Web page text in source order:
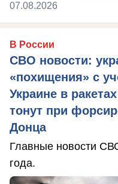
07.08.2026
В России
СВО новости:
«похищения» с
Украине в
тонут при
Донца
Главные новости
года.